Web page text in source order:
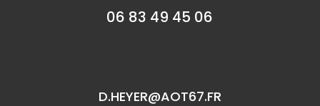
06 83 49 45 06
D.HEYER@AOT67.FR